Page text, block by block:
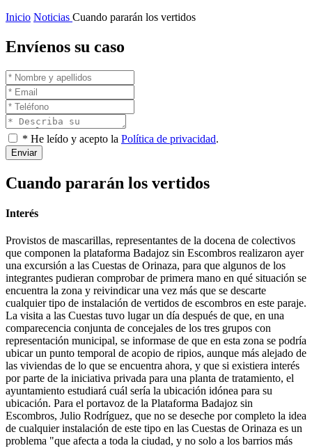
Inicio Noticias Cuando pararán los vertidos
Envíenos su caso
* He leído y acepto la Política de privacidad.
Enviar
Cuando pararán los vertidos
Interés
Provistos de mascarillas, representantes de la docena de colectivos
que componen la plataforma Badajoz sin Escombros realizaron ayer
una excursión a las Cuestas de Orinaza, para que algunos de los
integrantes pudieran comprobar de primera mano en qué situación se
encuentra la zona y reivindicar una vez más que se descarte
cualquier tipo de instalación de vertidos de escombros en este paraje.
La visita a las Cuestas tuvo lugar un día después de que, en una
comparecencia conjunta de concejales de los tres grupos con
representación municipal, se informase de que en esta zona se podría
ubicar un punto temporal de acopio de ripios, aunque más alejado de
las viviendas de lo que se encuentra ahora, y que si existiera interés
por parte de la iniciativa privada para una planta de tratamiento, el
ayuntamiento estudiará cuál sería la ubicación idónea para su
ubicación. Para el portavoz de la Plataforma Badajoz sin
Escombros, Julio Rodríguez, que no se deseche por completo la idea
de cualquier instalación de este tipo en las Cuestas de Orinaza es un
problema "que afecta a toda la ciudad, y no solo a los barrios más